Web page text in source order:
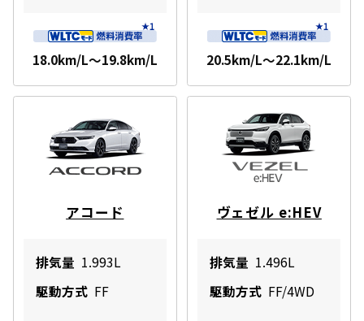
18.0km/L～19.8km/L 20.5km/L～22.1km/L
アコード
排気量 1.993L
駆動方式 FF
ヴェゼル e:HEV
排気量 1.496L
駆動方式 FF/4WD